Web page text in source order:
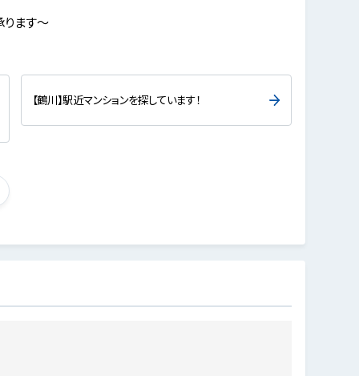
ます～
【鶴川】駅近マンションを探しています！